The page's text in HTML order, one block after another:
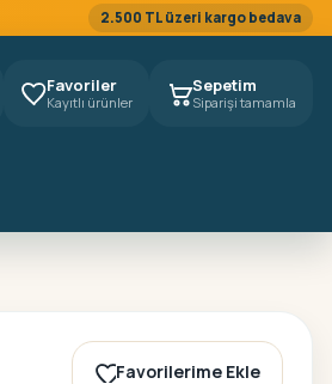
2.500 TL üzeri kargo bedava
Favoriler
Kayıtlı ürünler
Sepetim
Siparişi tamamla
Favorilerime Ekle